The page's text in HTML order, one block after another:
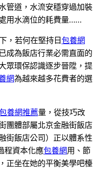
管道，水流安穩穿過加裝
用水滴位的耗費量……
，若何在堅持日包養網
成為飯店行業必需直面的
眾環保認識逐步晉陞，提
網為越來越多花費者的選
養網推薦量，從技巧改
團體部屬北京金融街飯店
街飯店公司）正以體系性
程資本化應包養網用、節
正坐在她的平衡美學吧檯